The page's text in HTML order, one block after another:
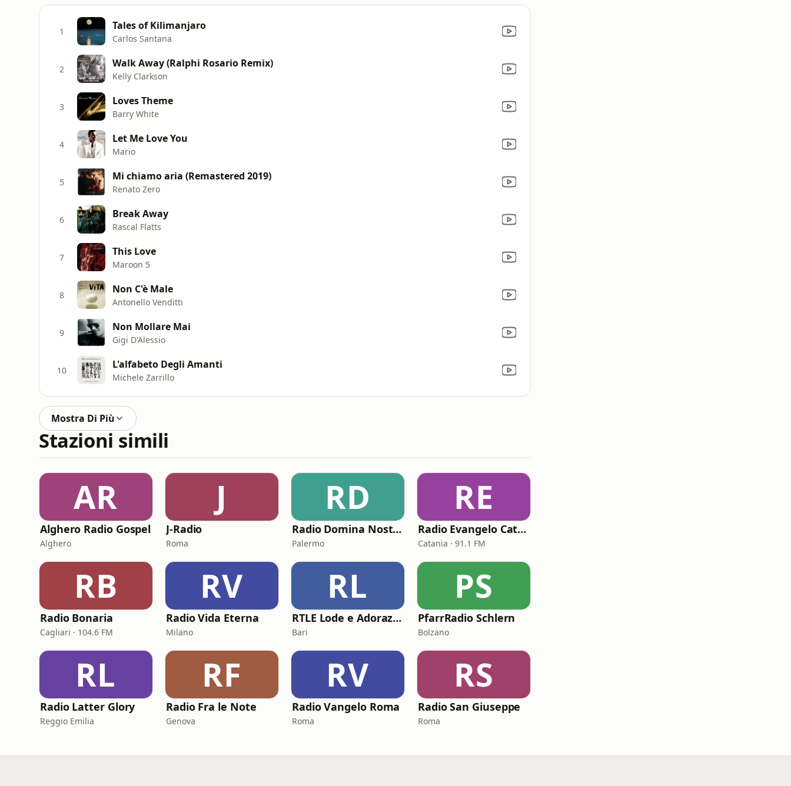
1 Tales of Kilimanjaro
Carlos Santana
2 Walk Away (Ralphi Rosario Remix)
Kelly Clarkson
3 Loves Theme
Barry White
4 Let Me Love You
Mario
5 Mi chiamo aria (Remastered 2019)
Renato Zero
6 Break Away
Rascal Flatts
7 This Love
Maroon 5
8 Non C'è Male
Antonello Venditti
9 Non Mollare Mai
Gigi D'Alessio
10 L'alfabeto Degli Amanti
Michele Zarrillo
Mostra Di Più
Stazioni simili
AR
Alghero Radio Gospel
Alghero
J
J-Radio
Roma
RD
Radio Domina Nostra
Palermo
RE
Radio Evangelo Catania
Catania · 91.1 FM
RB
Radio Bonaria
Cagliari · 104.6 FM
RV
Radio Vida Eterna
Milano
RL
RTLE Lode e Adorazione
Bari
PS
PfarrRadio Schlern
Bolzano
RL
Radio Latter Glory
Reggio Emilia
RF
Radio Fra le Note
Genova
RV
Radio Vangelo Roma
Roma
RS
Radio San Giuseppe
Roma